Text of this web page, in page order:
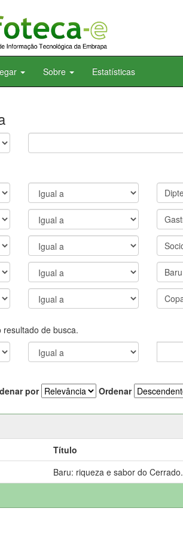
Sobre Estatísticas
de busca.
por Ordenar
Título
Baru: riqueza e sabor do Cerrado.